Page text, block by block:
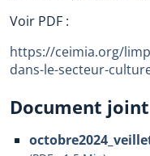
Voir PDF :
https://ceimia.org/
dans-le-secteur-
Document joint